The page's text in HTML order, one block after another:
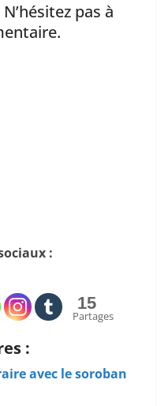
pas à
:
15
Partages
:
avec le soroban